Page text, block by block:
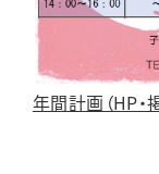
年間計画（HP・